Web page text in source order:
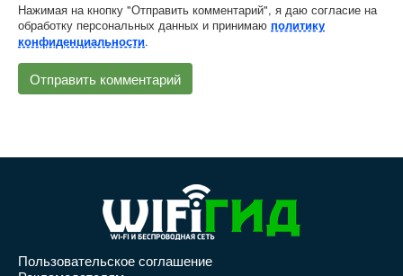
Нажимая на кнопку "Отправить комментарий", я даю согласие на
обработку персональных данных и принимаю политику
конфиденциальности.
Пользовательское соглашение